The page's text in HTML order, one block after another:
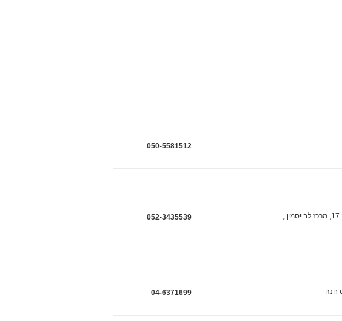
050-5581512
052-3435539
רחוב בר יהודה 17, מרכז לב יסמין ,
04-6371699